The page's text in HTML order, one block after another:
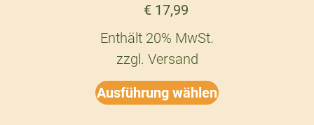
€17,99
Enthält 20% MwSt.
zzgl. Versand
Ausführung wählen